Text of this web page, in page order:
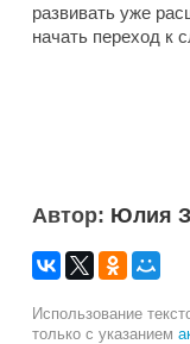
развивать уже
начать переход к
Автор: Юлия
Использование
только с указанием